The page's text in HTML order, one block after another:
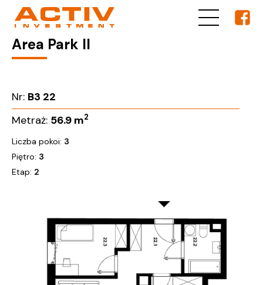
Area Park II
Nr: B3 22
Metraż: 56.9 m2
Liczba pokoi: 3
Piętro: 3
Etap: 2